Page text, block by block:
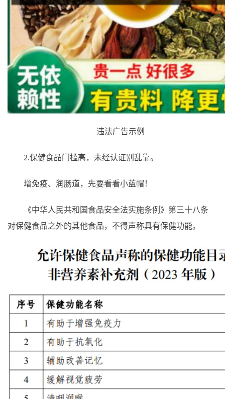
违法广告示例
2.保健食品门槛高，未经认证别乱靠。
增免疫、润肠道，先要看看小蓝帽！
《中华人民共和国食品安全法实施条例》第三十八条
对保健食品之外的其他食品，不得声称具有保健功能。